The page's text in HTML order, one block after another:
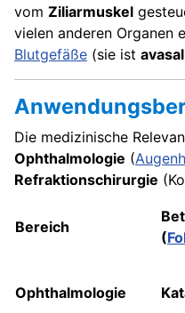
vom Ziliarmuskel
vielen anderen Organen
Blutgefäße (sie ist avasal
Die medizinische
Ophthalmologie (
Refraktionschirurgie
Bereich
(
Ophthalmologie